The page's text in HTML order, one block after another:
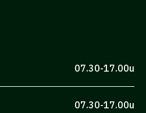
07.30-17.00u
07.30-17.00u